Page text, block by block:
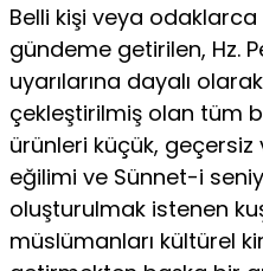
Belli kişi veya
gündeme getirilen, Hz.
uyarılarına dayalı
çekleştirilmiş olan tüm
ürünleri küçük,
eğilimi ve Sünnet-i
oluşturulmak istenen
müslümanları kültürel